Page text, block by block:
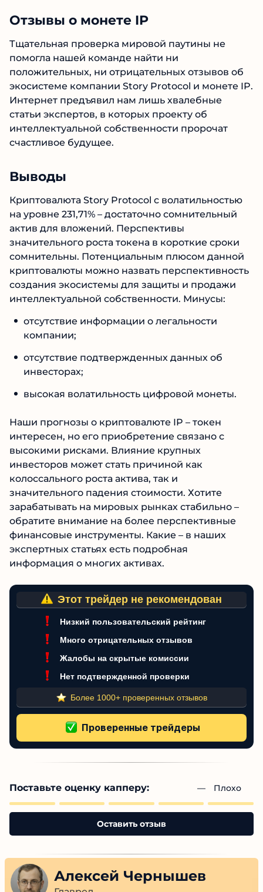
Отзывы о монете IP
Тщательная проверка мировой паутины не
помогла нашей команде найти ни
положительных, ни отрицательных отзывов об
экосистеме компании Story Protocol и монете
IP. Интернет предъявил нам лишь хвалебные
статьи экспертов, в которых проекту об
интеллектуальной собственности пророчат
счастливое будущее.
Выводы
Криптовалюта Story Protocol с волатильностью
на уровне 231,71% – достаточно сомнительный
актив для вложений. Перспективы
значительного роста токена в короткие сроки
сомнительны. Потенциальным плюсом
данной криптовалюты можно назвать
перспективность создания экосистемы для
защиты и продажи интеллектуальной
собственности. Минусы:
отсутствие информации о легальности
компании;
отсутствие подтвержденных данных об
инвесторах;
Наши прогнозы о криптовалюте IP – токен
интересен, но его приобретение связано с
высокими рисками. Влияние крупных
инвесторов может стать причиной как
колоссального роста актива, так и
значительного падения стоимости. Хотите
зарабатывать на мировых рынках стабильно –
обратите внимание на более перспективные
финансовые инструменты. Какие – в наших
экспертных статьях есть подробная
информация о многих активах.
Этот трейдер не рекомендован
Низкий пользовательский рейтинг
Много отрицательных отзывов
Жалобы на скрытые комиссии
Нет подтвержденной проверки
— Плохо